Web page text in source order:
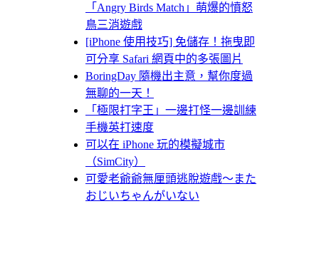
「Angry Birds Match」萌爆的憤怒
鳥三消遊戲
[iPhone 使用技巧] 免儲存！拖曳即
可分享 Safari 網頁中的多張圖片
BoringDay 隨機出主意，幫你度過
無聊的一天！
「極限打字王」一邊打怪一邊訓練
手機英打速度
可以在 iPhone 玩的模擬城市
（SimCity）
可愛老爺爺無厘頭逃脫遊戲～また
おじいちゃんがいない